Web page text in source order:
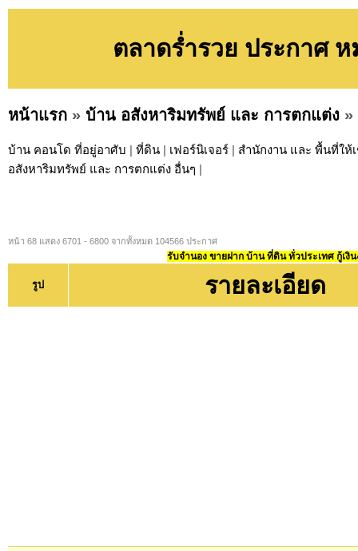
ตลาดร่ำรวย ประกาศ
หน้าแรก » บ้าน อสังหาริมทรัพย์ และ การตกแต่ง »
บ้าน คอนโด ที่อยู่อาศับ | ที่ดิน | เฟอร์นิเจอร์ | สำนักงาน และ พื้นที่ให้
อสังหาริมทรัพย์ และ การตกแต่ง อื่นๆ |
หน้า 68 แสดง 6701 - 6800 จากทั้งหมด 104566 ประกาศ
รับจำนอง ขายฝาก บ้าน ที่ดิน ทั่วประเทศ กู้เงิ
รูป รายละเอียด